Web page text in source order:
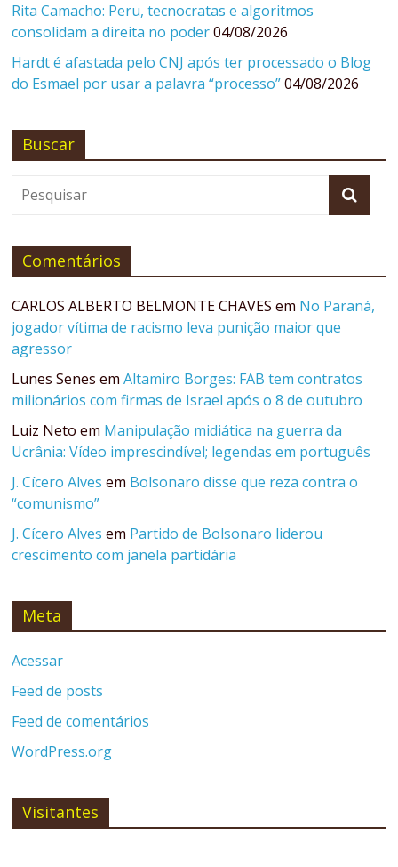
Rita Camacho: Peru, tecnocratas e algoritmos
consolidam a direita no poder 04/08/2026
Hardt é afastada pelo CNJ após ter processado o Blog
do Esmael por usar a palavra “processo” 04/08/2026
Buscar
Comentários
CARLOS ALBERTO BELMONTE CHAVES em No Paraná,
jogador vítima de racismo leva punição maior que
agressor
Lunes Senes emAltamiro Borges: FAB tem contratos
milionários com firmas de Israel após o 8 de outubro
Luiz Neto em Manipulação midiática na guerra da
Ucrânia: Vídeo imprescindível; legendas em português
J. Cícero Alves em Bolsonaro disse que reza contra o
“comunismo”
J. Cícero Alves em Partido de Bolsonaro liderou
crescimento com janela partidária
Meta
Acessar
Feed de posts
Feed de comentários
WordPress.org
Visitantes